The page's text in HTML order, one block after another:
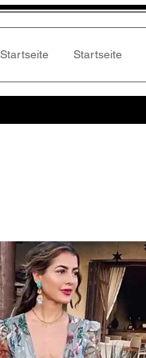
Startseite Startseite